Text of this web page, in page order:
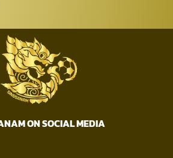
ON SOCIAL MEDIA